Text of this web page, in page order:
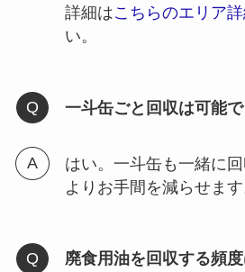
詳細はこちらのエリア
い。
一斗缶ごと回収は可能
はい。一斗缶も一緒に回
よりお手間を減らせます
廃食用油を回収する頻